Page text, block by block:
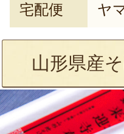
宅配便 ヤ
山形県産